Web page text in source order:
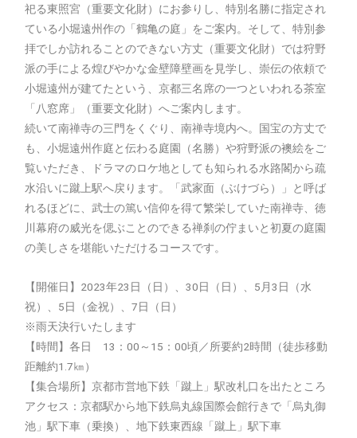
祀る東照宮（重要文化財）にお参りし、特別名勝に指定され
ている小堀遠州作の「鶴亀の庭」をご案内。そして、特別参
拝でしか訪れることのできない方丈（重要文化財）では狩野
派の手による煌びやかな金壁障壁画を見学し、崇伝の依頼で
小堀遠州が建てたという、京都三名席の一つといわれる茶室
「八窓席」（重要文化財）へご案内します。
続いて南禅寺の三門をくぐり、南禅寺境内へ。国宝の方丈で
も、小堀遠州作庭と伝わる庭園（名勝）や狩野派の襖絵をご
覧いただき、ドラマのロケ地としても知られる水路閣から疏
水沿いに蹴上駅へ戻ります。「武家面（ぶけづら）」と呼ば
れるほどに、武士の篤い信仰を得て繁栄していた南禅寺、徳
川幕府の威光を偲ぶことのできる禅刹の佇まいと初夏の庭園
の美しさを堪能いただけるコースです。
【開催日】2023年23日（日）、30日（日）、5月3日（水
祝）、5日（金祝）、7日（日）
※雨天決行いたします
【時間】各日 13：00～15：00頃／所要約2時間（徒歩移動
距離約1.7㎞）
【集合場所】京都市営地下鉄「蹴上」駅改札口を出たところ
アクセス：京都駅から地下鉄烏丸線国際会館行きで「烏丸御
池」駅下車（乗換）、地下鉄東西線「蹴上」駅下車